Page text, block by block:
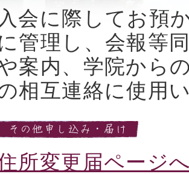
入会に際してお預
管理し、会報等
案内、学院から
相互連絡に使用
所変更届ページ